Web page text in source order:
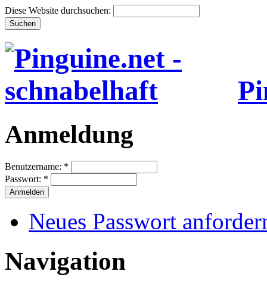
Diese Website durchsuchen:
Anmeldung
Benutzername: *
Passwort: *
Neues Passwort
Navigation